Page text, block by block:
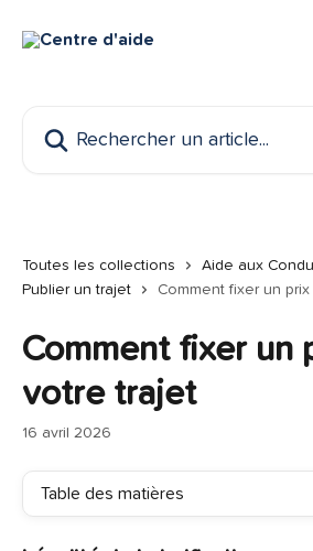
Toutes les collections
Aide aux
Publier un trajet
Comment fixer un
Comment fixer un
votre trajet
16 avril 2026
Table des matières